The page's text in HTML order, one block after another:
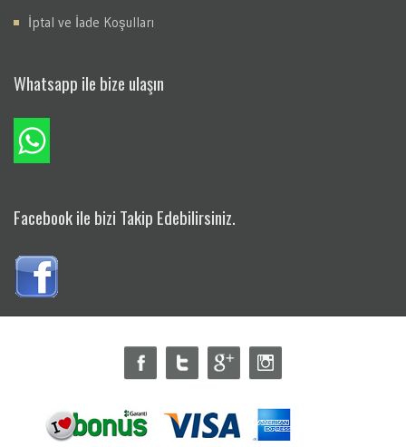
İptal ve İade Koşulları
Whatsapp ile bize ulaşın
Facebook ile bizi Takip Edebilirsiniz.